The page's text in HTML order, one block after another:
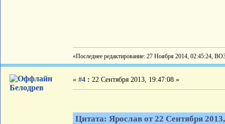
«Последнее редактирование: 27 Ноября 2014, 02:45:24,
Белодрев
« #4 : 22 Сентября 2013, 19:47:08 »
Цитата: Ярослав от 22 Сентября